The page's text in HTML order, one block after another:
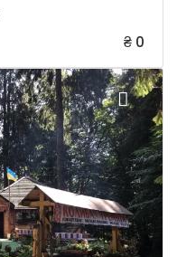
₴ 0